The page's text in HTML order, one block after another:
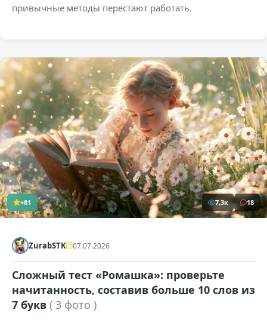
привычные методы перестают работать.
+81 7,3к 18
ZurabSTK 07.07.2026
Сложный тест «Ромашка»: проверьте
начитанность, составив больше 10 слов из
7 букв ( 3 фото )